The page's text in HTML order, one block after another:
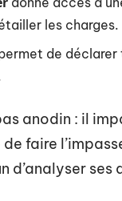
les charges.
de déclarer
anodin : il
faire
d’analyser ses